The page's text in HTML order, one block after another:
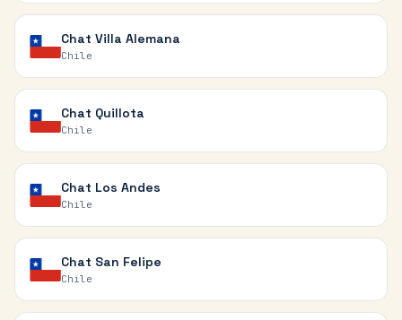
Chat Villa Alemana
Chile
Chat Quillota
Chile
Chat Los Andes
Chile
Chat San Felipe
Chile